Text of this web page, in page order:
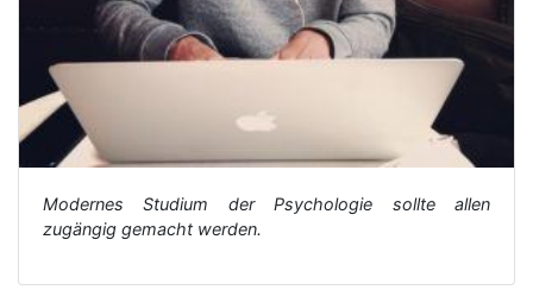
Modernes Studium der Psychologie sollte allen
zugängig gemacht werden.